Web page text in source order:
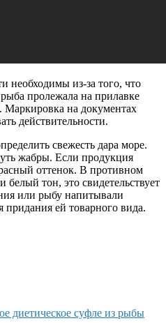
необходимы из-за того, что
пролежала на прилавке
Маркировка на документах
действительности.
свежесть дара море.
жабры. Если продукция
оттенок. В противном
тон, это свидетельствует
или рыбу напитывали
ей товарного вида.
диетическое суфле из рыбы